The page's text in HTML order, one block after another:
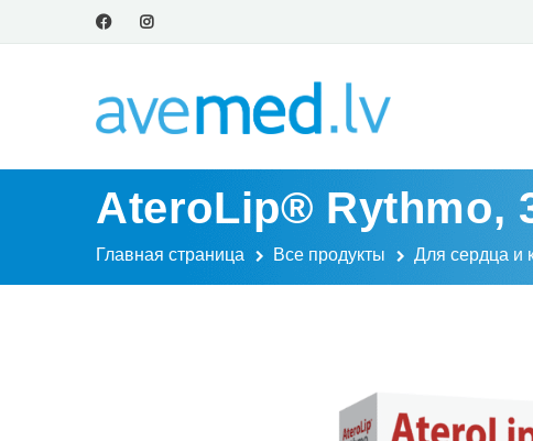
AteroLip® Rythmo,
Главная страница Все продукты Для сердца и